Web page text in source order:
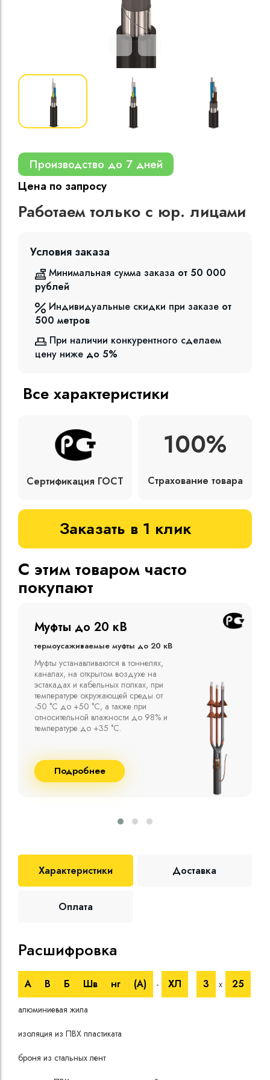
Кабели
изоляцией
Производство до 7 дней
Цена по запросу
Работаем только с юр. лицами
Условия заказа
Минимальная сумма заказа от 50 000
рублей
Индивидуальные скидки при заказе от
500 метров
При наличии конкурентного сделаем
цену ниже до 5%
Все характеристики
Сертификация ГОСТ
100%
Страхование товара
Заказать в 1 клик
С этим товаром часто
покупают
Муфты до 10 кВ
Термоусаживаемые муфты до 10 кВ
Компания ООО "Москабельторг"
предлагает, как соединительные
термоусаживаемые муфты на кабель
напряжением до 10 кВ с изоляцией
из маслопропитанной бумаги и
сшитого полиэтилена собственного
производства
Подробнее
Характеристики Доставка
Оплата
Расшифровка
А В Б Шв нг (A) - ХЛ 3 х 25
алюминиевая жила
изоляция из ПВХ пластиката
броня из стальных лент